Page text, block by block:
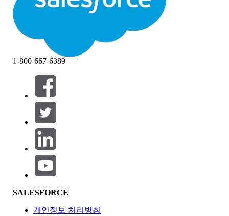
필터 (0)
필터 선택
제품 영역
기능 영향
1-800-667-6389
SALESFORCE
개인정보 처리방침